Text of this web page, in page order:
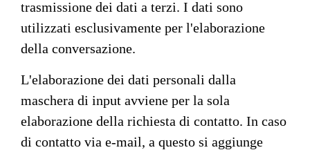
trasmissione dei dati a terzi. I dati sono
utilizzati esclusivamente per l'elaborazione
della conversazione.
L'elaborazione dei dati personali dalla
maschera di input avviene per la sola
elaborazione della richiesta di contatto. In caso
di contatto via e-mail, a questo si aggiunge